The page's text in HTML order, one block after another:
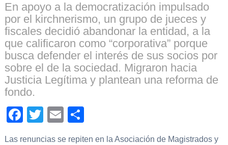
En apoyo a la democratización impulsado
por el kirchnerismo, un grupo de jueces y
fiscales decidió abandonar la entidad, a la
que calificaron como “corporativa” porque
busca defender el interés de sus socios por
sobre el de la sociedad. Migraron hacia
Justicia Legítima y plantean una reforma de
fondo.
Facebook
TwitterEmail
Las renuncias se repiten en la Asociación de Magistrados y